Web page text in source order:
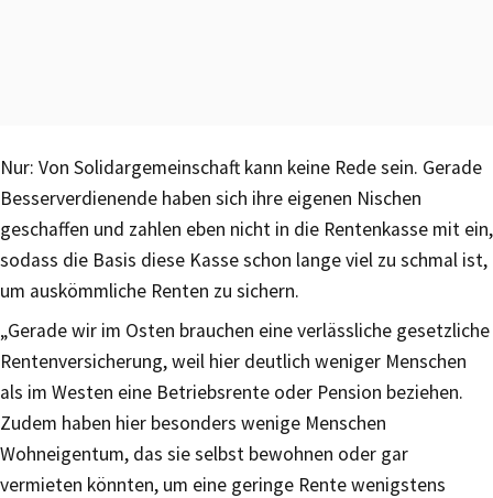
Nur: Von Solidargemeinschaft kann keine Rede sein. Gerade
Besserverdienende haben sich ihre eigenen Nischen
geschaffen und zahlen eben nicht in die Rentenkasse mit ein,
sodass die Basis diese Kasse schon lange viel zu schmal ist,
um auskömmliche Renten zu sichern.
„Gerade wir im Osten brauchen eine verlässliche gesetzliche
Rentenversicherung, weil hier deutlich weniger Menschen
als im Westen eine Betriebsrente oder Pension beziehen.
Zudem haben hier besonders wenige Menschen
Wohneigentum, das sie selbst bewohnen oder gar
vermieten könnten, um eine geringe Rente wenigstens